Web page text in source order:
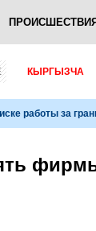
ПРОИСШЕСТВИЯ
КЫРГЫЗЧА
работы за